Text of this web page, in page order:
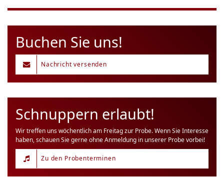
Buchen Sie uns!
Nachricht versenden
Schnuppern erlaubt!
Wir treffen uns wöchentlich am Freitag zur Probe. Wenn Sie Interesse
haben, schauen Sie gerne ohne Anmeldung in unserer Probe vorbei!
Zu den Probenterminen